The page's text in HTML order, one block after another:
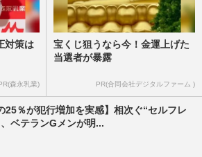
対策は
森永乳業)
宝くじ狙うなら今！金運上げた
当選者が暴露
PR(合同会社デジタルファーム )
25％が犯行増加を実感】相次ぐ“セルフレ
ベテランGメンが明...